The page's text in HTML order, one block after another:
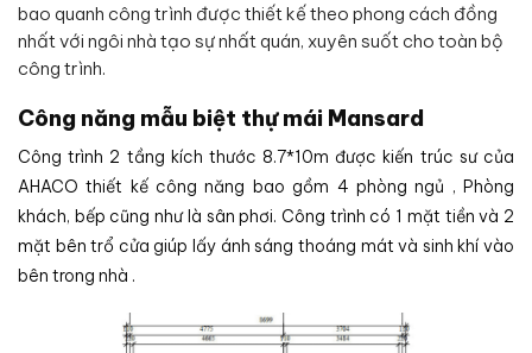
bao quanh công trình được thiết kế theo phong cách đồng
nhất với ngôi nhà tạo sự nhất quán, xuyên suốt cho toàn bộ
công trình.
Công năng mẫu biệt thự mái Mansard
Công trình 2 tầng kích thước 8.7*10m được kiến trúc sư của
AHACO thiết kế công năng bao gồm 4 phòng ngủ , Phòng
khách, bếp cũng như là sân phơi. Công trình có 1 mặt tiền và 2
mặt bên trổ cửa giúp lấy ánh sáng thoáng mát và sinh khí vào
bên trong nhà .